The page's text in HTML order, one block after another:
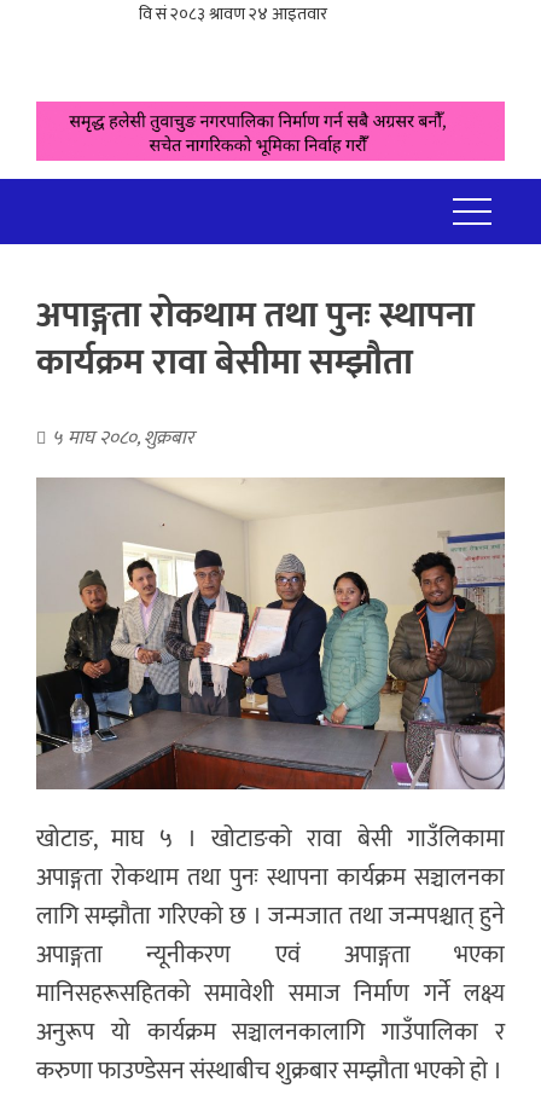
अपाङ्गता रोकथाम तथा पुनः स्थापना
कार्यक्रम रावा बेसीमा सम्झौता
५ माघ २०८०, शुक्रबार
खोटाङ, माघ ५ । खोटाङको रावा बेसी गाउँलिकामा
अपाङ्गता रोकथाम तथा पुनः स्थापना कार्यक्रम सञ्चालनका
लागि सम्झौता गरिएको छ । जन्मजात तथा जन्मपश्चात् हुने
अपाङ्गता न्यूनीकरण एवं अपाङ्गता भएका
मानिसहरूसहितको समावेशी समाज निर्माण गर्ने लक्ष्य
अनुरूप यो कार्यक्रम सञ्चालनकालागि गाउँपालिका र
करुणा फाउण्डेसन संस्थाबीच शुक्रबार सम्झौता भएको हो ।